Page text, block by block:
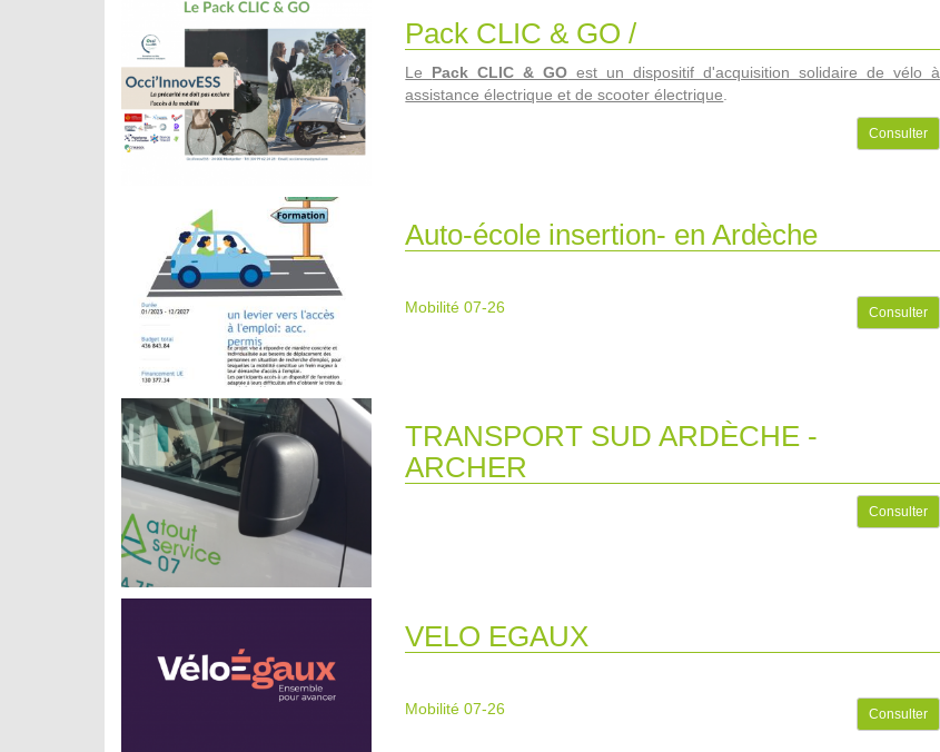
Pack CLIC & GO /
Le Pack CLIC & GO est un dispositif d'acquisition solidaire de vélo à
assistance électrique et de scooter électrique
Consulter
Auto-école insertion- en Ardèche
Mobilité 07-26 Consulter
TRANSPORT SUD ARDÈCHE -
ARCHER
Consulter
VELO EGAUX
Mobilité 07-26 Consulter